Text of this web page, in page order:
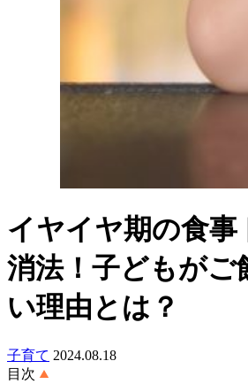
イヤイヤ期の食事
消法！子どもがご
い理由とは？
子育て 2024.08.18
目次